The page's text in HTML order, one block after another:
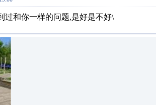
过和你一样的问题,是好是不好\